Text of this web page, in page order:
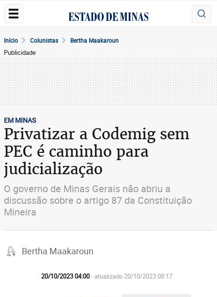
Início Colunistas Bertha Maakaroun
Publicidade
EM MINAS
Privatizar a Codemig sem
PEC é caminho para
judicialização
O governo de Minas Gerais não abriu a
discussão sobre o artigo 87 da Constituição
Mineira
Bertha Maakaroun
20/10/2023 04:00- atualizado 20/10/2023 08:17